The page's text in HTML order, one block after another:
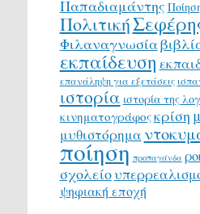
Παπαδιαμάντης
Πολιτική
Φιλαναγνωσία
εκπαίδευση
επανάληψη για εξετάσεις
ιστορία ιστορία της
κινηματογράφοςκρίση
μυθιστόρημα
ποίηση προπαγάνδα
σχολείο
ψηφιακή εποχή